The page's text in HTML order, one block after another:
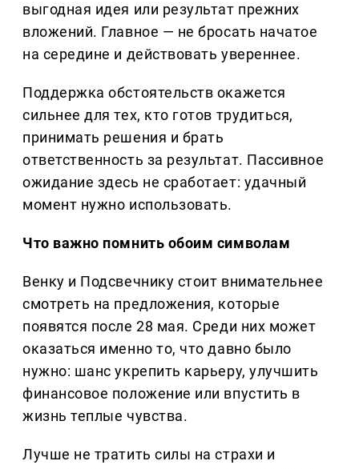
выгодная идея или результат прежних
вложений. Главное — не бросать начатое
на середине и действовать увереннее.
Поддержка обстоятельств окажется
сильнее для тех, кто готов трудиться,
принимать решения и брать
ответственность за результат. Пассивное
ожидание здесь не сработает: удачный
момент нужно использовать.
Что важно помнить обоим символам
Венку и Подсвечнику стоит внимательнее
смотреть на предложения, которые
появятся после 28 мая. Среди них может
оказаться именно то, что давно было
нужно: шанс укрепить карьеру, улучшить
финансовое положение или впустить в
жизнь теплые чувства.
Лучше не тратить силы на страхи и